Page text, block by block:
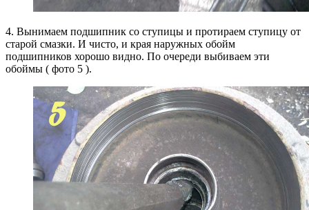
4. Вынимаем подшипник со ступицы и протираем ступицу от
старой смазки. И чисто, и края наружных обойм
подшипников хорошо видно. По очереди выбиваем эти
обоймы ( фото 5 ).